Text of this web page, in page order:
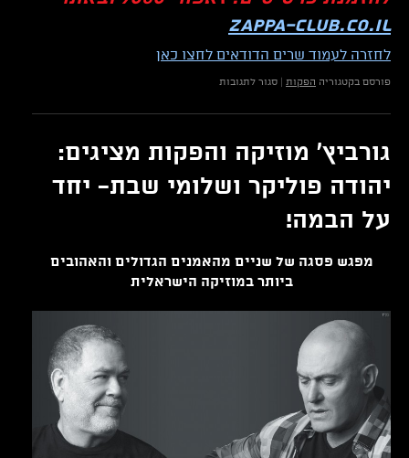
zappa-club.co.il
לחזרה לעמוד שרים הדודאים לחצו כאן
פורסם בקטגוריה הפקות | סגור לתגובותעל
שאתה
חוגגים
80
לישראל
גוריון!
גורביץ' מוזיקה והפקות מציגים:
יהודה פוליקר ושלומי שבת- יחד
על הבמה!
מפגש פסגה של שניים מהאמנים הגדולים והאהובים
ביותר במוזיקה הישראלית